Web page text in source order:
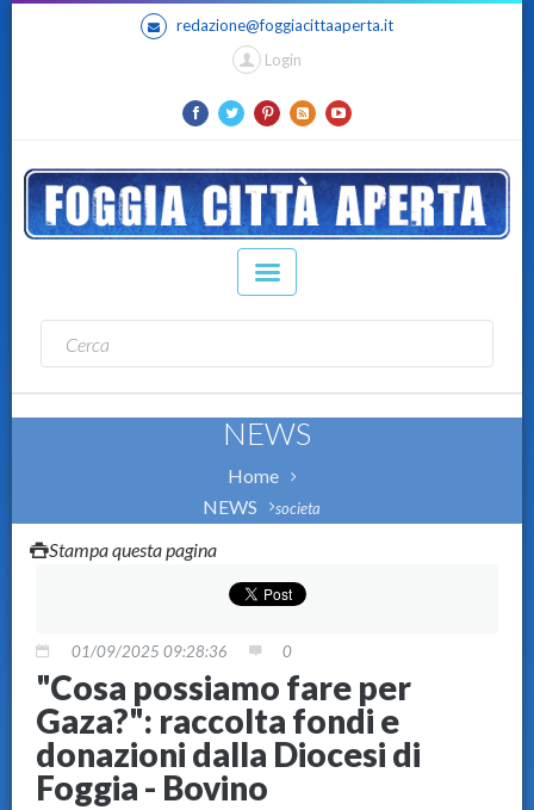
redazione@foggiacittaaperta.it
Login
NEWS
Home
NEWS
societa
Stampa questa pagina
01/09/2025 09:28:36 0
"Cosa possiamo fare per
Gaza?": raccolta fondi e
donazioni dalla Diocesi di
Foggia - Bovino